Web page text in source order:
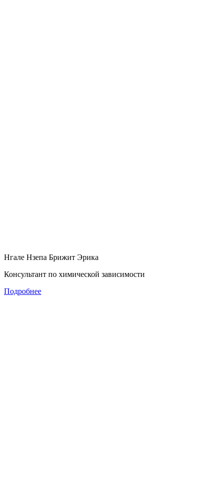
Нгале Нзепа Брижит Эрика
Консультант по химической зависимости
Подробнее